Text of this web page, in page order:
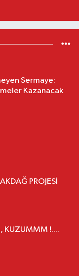
Sermaye:
Kazanacak
PROJESİ
KUZUMMM !....